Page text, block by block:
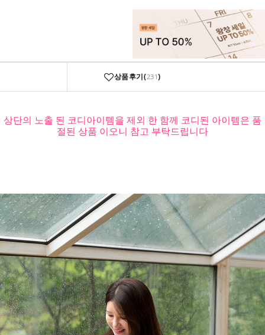
상품후기(231)
상단의 노출 된 코디아이템을 제외 한 함께 코디된 아이템은 품
절된 상품 이오니 참고 부탁드립니다